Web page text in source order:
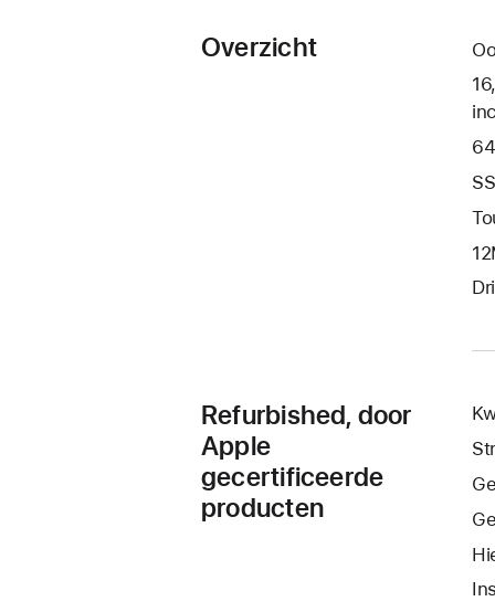
Overzicht
Refurbished, door
Apple
gecertificeerde
producten